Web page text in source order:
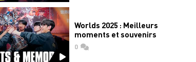
Worlds 2025 : Meilleurs
moments et souvenirs
0commentaires